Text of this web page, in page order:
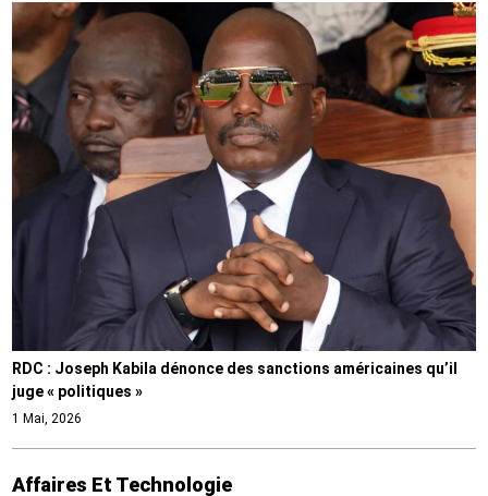
RDC : Joseph Kabila dénonce des sanctions américaines qu’il
juge « politiques »
1 Mai, 2026
Affaires Et Technologie